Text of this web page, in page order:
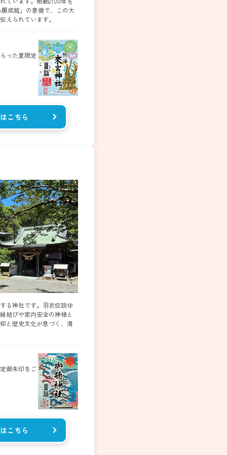
成就」の象徴で、この大
えられています。
った夏限定
こちら
る神社です。羽衣伝説ゆ
結びや家内安全の神様と
と歴史文化が息づく、清
御朱印をご
こちら